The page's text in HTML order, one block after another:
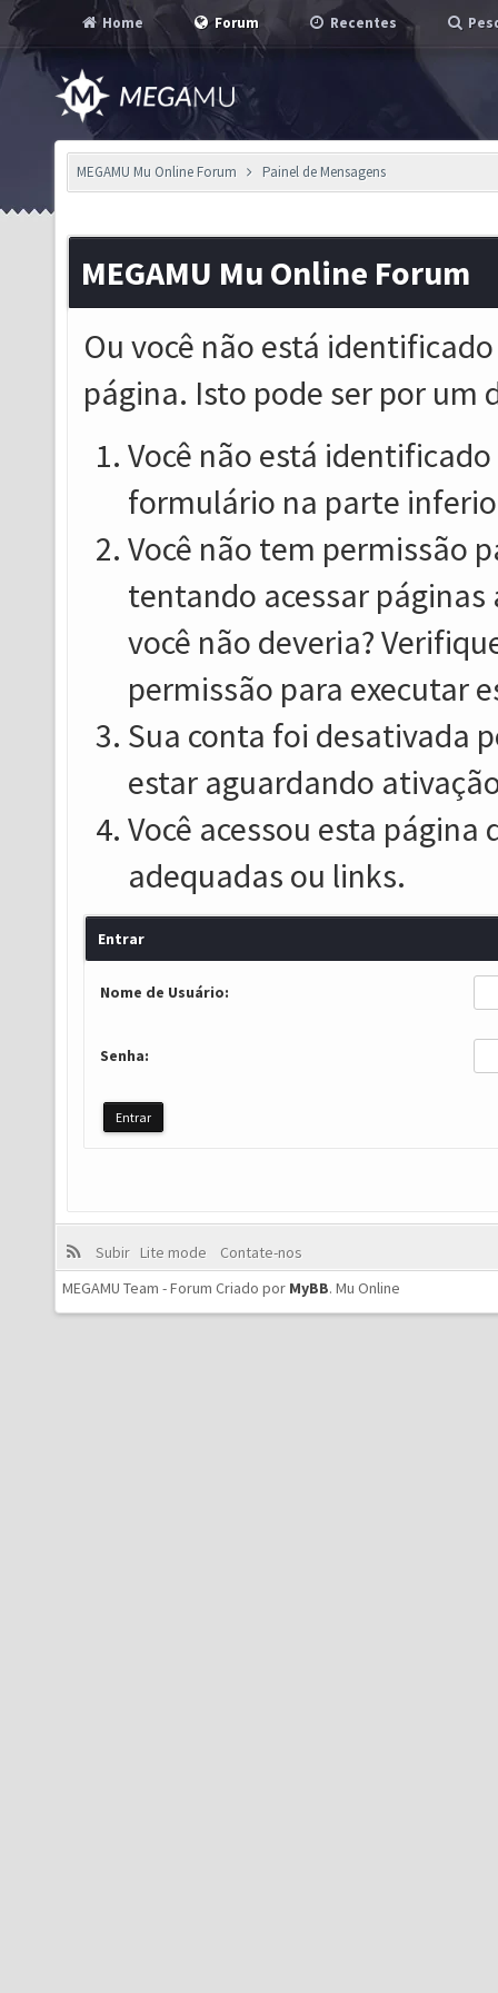
Home Forum Recentes
MEGAMU Mu Online Forum Painel de Mensagens
MEGAMU Mu Online Forum
Ou você não está
página. Isto pode ser por um
Você não está
formulário na parte
Você não tem permissão
tentando acessar
você não deveria?
permissão para executar
Sua conta foi desativada
estar aguardando
Você acessou esta
adequadas ou links.
Entrar
Nome de Usuário:
Senha:
Subir Lite mode
Contate-nos
MEGAMU Team - Forum Criado por MyBB. Mu Online